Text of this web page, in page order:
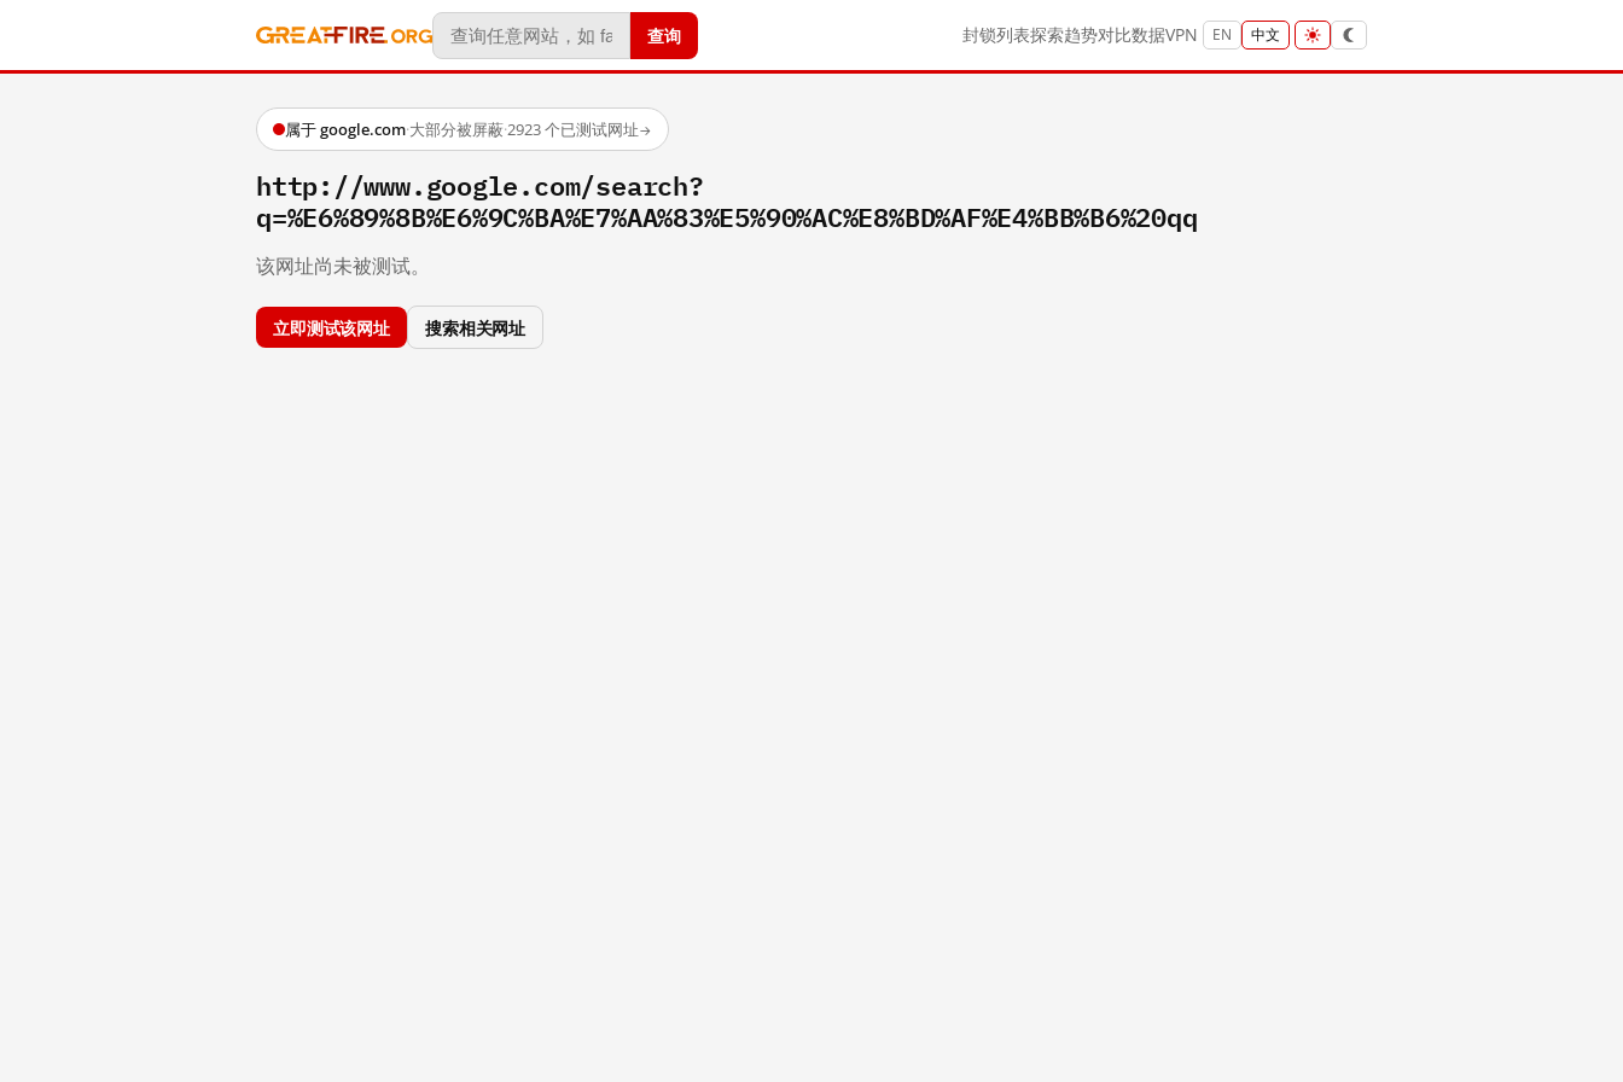
查询 封锁列表探索趋势对比数据VPN EN 中文
属于 google.com·大部分被屏蔽·2923 个已测试网址→
http://www.google.com/search?
q=%E6%89%8B%E6%9C%BA%E7%AA%83%E5%90%AC%E8%BD%AF%E4%BB%B6%20qq
该网址尚未被测试。
立即测试该网址 搜索相关网址